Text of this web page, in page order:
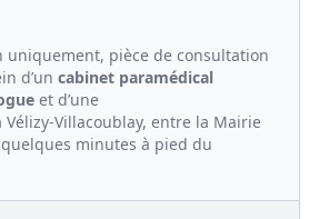
uniquement, pièce de consultation
d’un cabinet paramédical
et d’une
Vélizy-Villacoublay, entre la Mairie
minutes à pied du